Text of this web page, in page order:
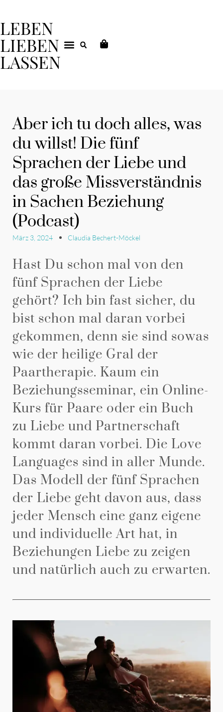
LEBEN
LIEBEN
LASSEN
Aber ich tu doch alles, was
du willst! Die fünf
Sprachen der Liebe und
das große Missverständnis
in Sachen Beziehung
(Podcast)
März 3, 2024 Claudia Bechert-Möckel
Hast Du schon mal von den
fünf Sprachen der Liebe
gehört? Ich bin fast sicher, du
bist schon mal daran vorbei
gekommen, denn sie sind sowas
wie der heilige Gral der
Paartherapie. Kaum ein
Beziehungsseminar, ein Online-
Kurs für Paare oder ein Buch
zu Liebe und Partnerschaft
kommt daran vorbei. Die Love
Languages sind in aller Munde.
Das Modell der fünf Sprachen
der Liebe geht davon aus, dass
jeder Mensch eine ganz eigene
und individuelle Art hat, in
Beziehungen Liebe zu zeigen
und natürlich auch zu erwarten.